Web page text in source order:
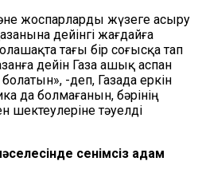
жоспарларды жүзеге асыру
дейінгі жағдайға
тағы бір соғысқа тап
дейін Газа ашық аспан
-деп, Газада еркін
да болмағанын, бәрінің
шектеулеріне тәуелді
сенімсіз адам